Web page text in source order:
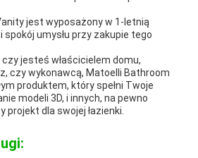
jest wyposażony w 1-letnią
spokój umysłu przy zakupie tego
jesteś właścicielem domu,
czy wykonawcą, Matoelli Bathroom
produktem, który spełni Twoje
modeli 3D, i innych, na pewno
projekt dla swojej łazienki.